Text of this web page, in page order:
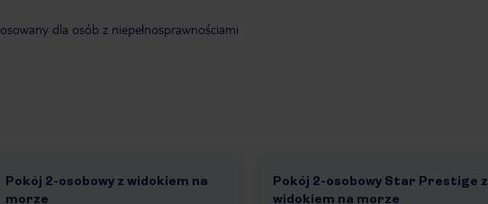
dla osób z niepełnosprawnościami
Pokój 2-osobowy z widokiem na
morze
1 /3
Pokój 2-osobowy Star Prestige z
widokiem na morze
1 /3